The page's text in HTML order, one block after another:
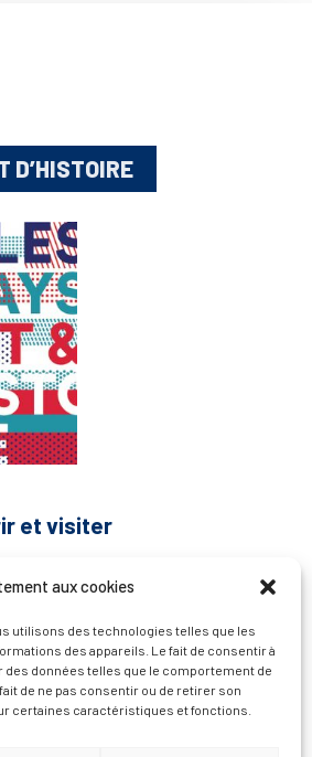
aux cookies
utilisons des technologies telles que les
des appareils. Le fait de consentir à
données telles que le comportement de
de ne pas consentir ou de retirer son
certaines caractéristiques et fonctions.
D’HISTOIRE
et visiter